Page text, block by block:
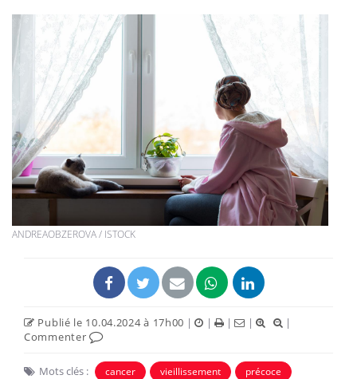
ANDREAOBZEROVA / ISTOCK
Publié le 10.04.2024 à 17h00 | | | |
|
Commenter
Mots clés : cancer vieillissement précoce